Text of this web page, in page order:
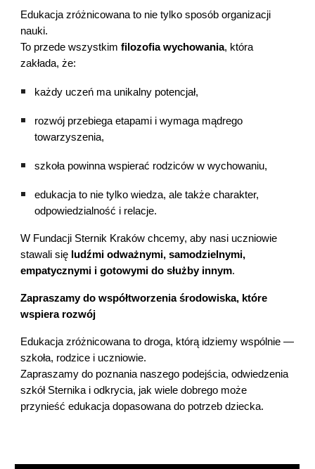
Edukacja zróżnicowana to nie tylko sposób organizacji
nauki.
To przede wszystkimfilozofia wychowania, która
zakłada, że:
każdy uczeń ma unikalny potencjał,
rozwój przebiega etapami i wymaga mądrego
towarzyszenia,
szkoła powinna wspierać rodziców w wychowaniu,
edukacja to nie tylko wiedza, ale także charakter,
odpowiedzialność i relacje.
W Fundacji Sternik Kraków chcemy, aby nasi uczniowie
stawali się ludźmi odważnymi, samodzielnymi,
empatycznymi i gotowymi do służby innym.
Zapraszamy do współtworzenia środowiska, które
wspiera rozwój
Edukacja zróżnicowana to droga, którą idziemy wspólnie —
szkoła, rodzice i uczniowie.
Zapraszamy do poznania naszego podejścia, odwiedzenia
szkół Sternika i odkrycia, jak wiele dobrego może
przynieść edukacja dopasowana do potrzeb dziecka.